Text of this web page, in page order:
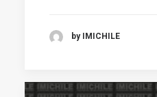
by IMICHILE